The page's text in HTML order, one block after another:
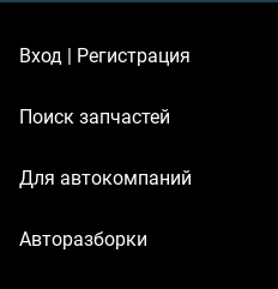
Вход | Регистрация
Поиск запчастей
Для автокомпаний
Авторазборки